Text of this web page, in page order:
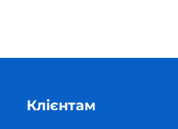
Клієнтам